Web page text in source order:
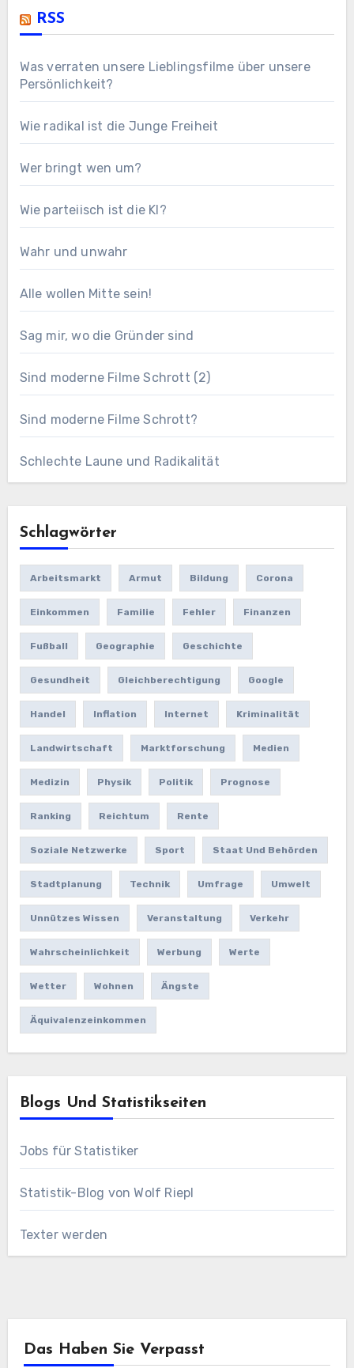
RSS
Was verraten unsere Lieblingsfilme über unsere
Persönlichkeit?
Wie radikal ist die Junge Freiheit
Wer bringt wen um?
Wie parteiisch ist die KI?
Wahr und unwahr
Alle wollen Mitte sein!
Sag mir, wo die Gründer sind
Sind moderne Filme Schrott (2)
Sind moderne Filme Schrott?
Schlechte Laune und Radikalität
Schlagwörter
Arbeitsmarkt Armut Bildung Corona
Einkommen Familie Fehler Finanzen
Fußball Geographie Geschichte
Gesundheit Gleichberechtigung Google
Handel Inflation Internet Kriminalität
Landwirtschaft Marktforschung Medien
Medizin Physik Politik Prognose
Ranking Reichtum Rente
Soziale Netzwerke Sport Staat Und Behörden
Stadtplanung Technik Umfrage Umwelt
Unnützes Wissen Veranstaltung Verkehr
Wahrscheinlichkeit Werbung Werte
Wetter Wohnen Ängste
Äquivalenzeinkommen
Blogs Und Statistikseiten
Jobs für Statistiker
Statistik-Blog von Wolf Riepl
Texter werden
Das Haben Sie Verpasst